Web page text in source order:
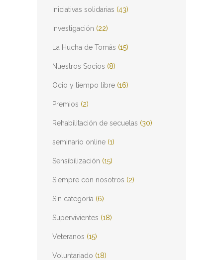
Iniciativas solidarias (43)
Investigación (22)
La Hucha de Tomás (15)
Nuestros Socios (8)
Ocio y tiempo libre (16)
Premios (2)
Rehabilitación de secuelas (30)
seminario online (1)
Sensibilización (15)
Siempre con nosotros (2)
Sin categoría (6)
Supervivientes (18)
Veteranos (15)
Voluntariado (18)